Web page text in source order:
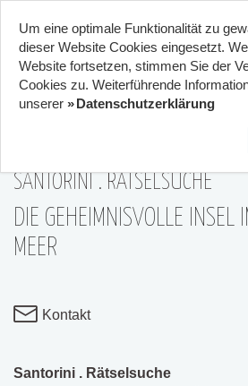
SANTORINI . RÄTSELSUCHE
DIE GEHEIMNISVOLLE INSEL
MEER
22
Stadtteilzentrum
Kontakt
Santorini . Rätselsuche
Um eine optimale Funktionalität zu
dieser Website Cookies eingesetzt.
Website fort­setzen, stimmen Sie der
Cookies zu. Weiterführende
unserer
Datenschutzerklärung